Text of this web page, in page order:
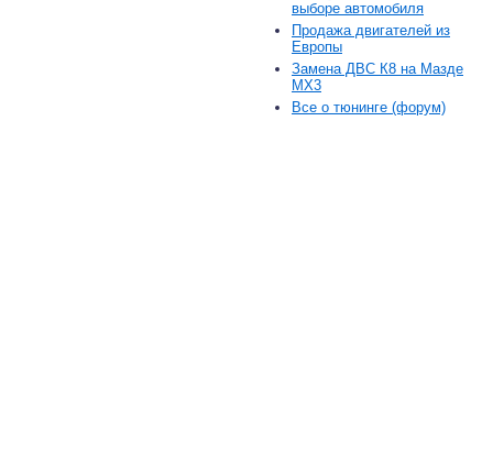
выборе автомобиля
Продажа двигателей из
Европы
Замена ДВС К8 на Мазде
MX3
Все о тюнинге (форум)